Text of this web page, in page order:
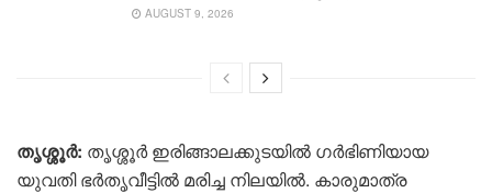
AUGUST 9, 2026
തൃശ്ശൂർ: തൃശ്ശൂർ ഇരിങ്ങാലക്കുടയിൽ ​ഗർഭിണിയായ
യുവതി ഭർതൃവീട്ടിൽ മരിച്ച നിലയിൽ. കാരുമാത്ര